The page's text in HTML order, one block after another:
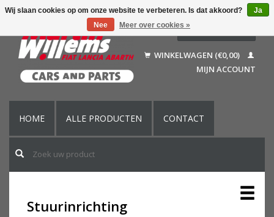
Français
English (US)
WINKELWAGEN (€0,00)
MIJN ACCOUNT
HOME ALLE PRODUCTEN CONTACT
Stuurinrichting
Wij slaan cookies op om onze website te verbeteren. Is dat akkoord?
Ja
Nee
Meer over cookies »